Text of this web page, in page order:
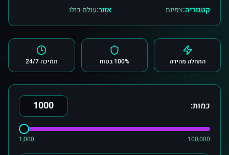
קטגוריה:צפיות אזור:עולם כולו
התחלה מהירה 100% בטוח תמיכה 24/7
כמות:
1,000 100,000